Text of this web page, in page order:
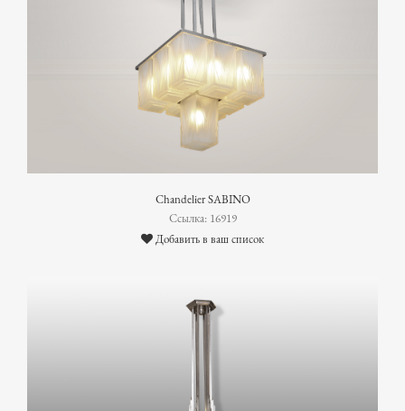
Chandelier SABINO
Ссылка: 16919
Добавить в ваш список